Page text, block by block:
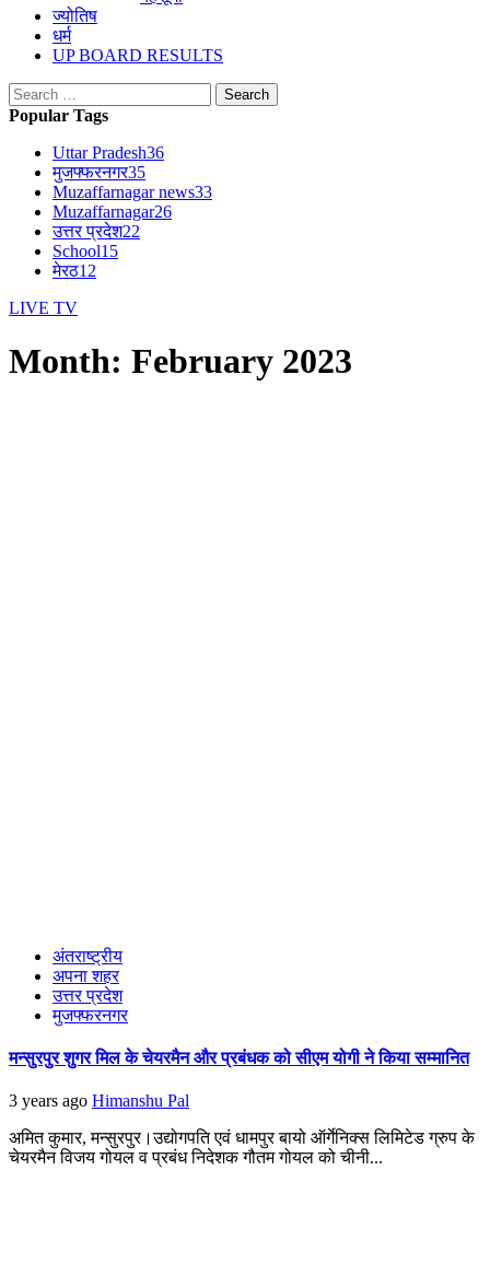
ज्योतिष
धर्म
UP BOARD RESULTS
Search
for:
Popular Tags
Uttar Pradesh36
मुजफ्फरनगर35
Muzaffarnagar news33
Muzaffarnagar26
उत्तर प्रदेश22
School15
मेरठ12
LIVE TV
Month: February 2023
अंतराष्ट्रीय
अपना शहर
उत्तर प्रदेश
मुजफ्फरनगर
मन्सुरपुर शुगर मिल के चेयरमैन और प्रबंधक को सीएम योगी ने किया सम्मानित
3 years ago Himanshu Pal
अमित कुमार, मन्सुरपुर।उद्योगपति एवं धामपुर बायो ऑर्गेनिक्स लिमिटेड ग्रुप के
चेयरमैन विजय गोयल व प्रबंध निदेशक गौतम गोयल को चीनी...